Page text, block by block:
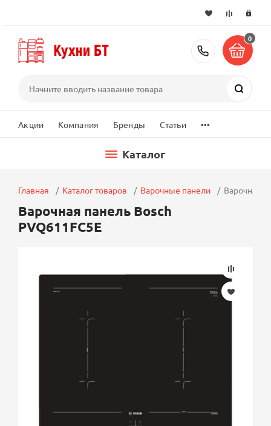
+7 (495)
0
Акции Компания Бренды Статьи ...
Каталог
Главная Каталог товаров Варочные панели Варочная
Варочная панель Bosch
PVQ611FC5E